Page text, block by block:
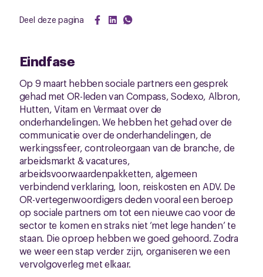
Deel deze pagina
Eindfase
Op 9 maart hebben sociale partners een gesprek
gehad met OR-leden van Compass, Sodexo, Albron,
Hutten, Vitam en Vermaat over de
onderhandelingen. We hebben het gehad over de
communicatie over de onderhandelingen, de
werkingssfeer, controleorgaan van de branche, de
arbeidsmarkt & vacatures,
arbeidsvoorwaardenpakketten, algemeen
verbindend verklaring, loon, reiskosten en ADV. De
OR-vertegenwoordigers deden vooral een beroep
op sociale partners om tot een nieuwe cao voor de
sector te komen en straks niet ‘met lege handen’ te
staan. Die oproep hebben we goed gehoord. Zodra
we weer een stap verder zijn, organiseren we een
vervolgoverleg met elkaar.